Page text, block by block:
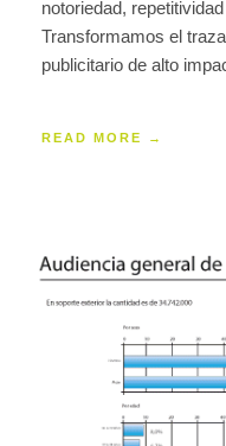
notoriedad,
Transformamos el
publicitario de alto
READ MORE →